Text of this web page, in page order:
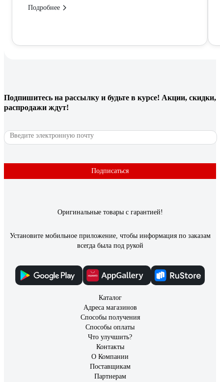
Подробнее
Подпишитесь на рассылку и будьте в курсе! Акции, скидки,
распродажи ждут!
Подписаться
Оригинальные товары с гарантией!
Установите мобильное приложение, чтобы информация по заказам
всегда была под рукой
Каталог
Адреса магазинов
Способы получения
Способы оплаты
Что улучшить?
Контакты
О Компании
Поставщикам
Партнерам